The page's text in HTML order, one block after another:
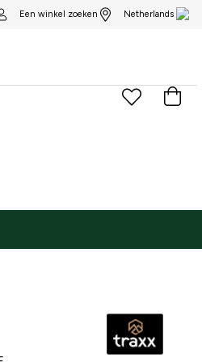
Een winkel zoeken Netherlands